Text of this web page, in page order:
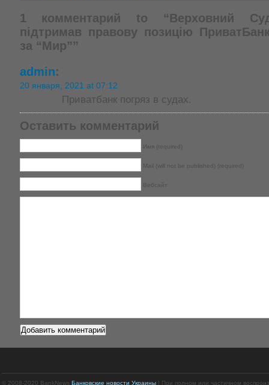
1 комментарий to “Верховний
підтримав правову позицію
за “Мир””
admin:
20 января, 2021 at 07:12
Приватбанк погряз в судах.
Оставить комментарий
Имя (required)
Mail (will not be published) (required)
Вебсайт
© 2008-2020 BankNews Банковские новости Украины| При полном или частичном